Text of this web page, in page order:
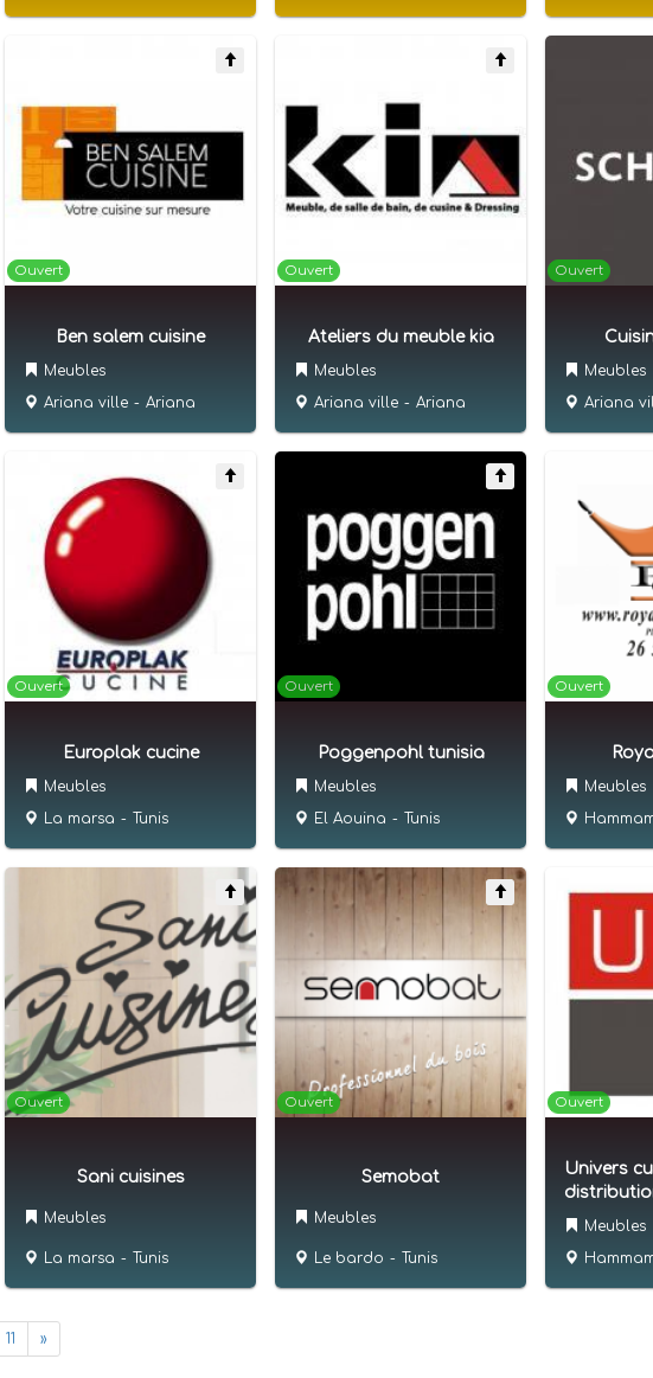
Ouvert
Ben salem cuisine
Meubles
Ariana ville - Ariana
Ouvert
Ateliers du meuble kia
Meubles
Ariana ville - Ariana
Ouvert
Meubles
Ariana
Ouvert
Europlak cucine
Meubles
La marsa - Tunis
Ouvert
Poggenpohl tunisia
Meubles
El Aouina - Tunis
Ouvert
Meubles
Ouvert
Sani cuisines
Meubles
La marsa - Tunis
Ouvert
Semobat
Meubles
Le bardo - Tunis
Ouvert
Univers
Meubles
11 »